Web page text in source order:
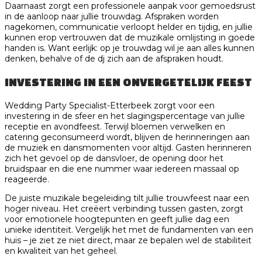
Daarnaast zorgt een professionele aanpak voor gemoedsrust
in de aanloop naar jullie trouwdag. Afspraken worden
nagekomen, communicatie verloopt helder en tijdig, en jullie
kunnen erop vertrouwen dat de muzikale omlijsting in goede
handen is. Want eerlijk: op je trouwdag wil je aan alles kunnen
denken, behalve of de dj zich aan de afspraken houdt.
INVESTERING IN EEN ONVERGETELIJK FEEST
Wedding Party Specialist-Etterbeek zorgt voor een
investering in de sfeer en het slagingspercentage van jullie
receptie en avondfeest. Terwijl bloemen verwelken en
catering geconsumeerd wordt, blijven de herinneringen aan
de muziek en dansmomenten voor altijd. Gasten herinneren
zich het gevoel op de dansvloer, de opening door het
bruidspaar en die ene nummer waar iedereen massaal op
reageerde.
De juiste muzikale begeleiding tilt jullie trouwfeest naar een
hoger niveau. Het creëert verbinding tussen gasten, zorgt
voor emotionele hoogtepunten en geeft jullie dag een
unieke identiteit. Vergelijk het met de fundamenten van een
huis – je ziet ze niet direct, maar ze bepalen wel de stabiliteit
en kwaliteit van het geheel.